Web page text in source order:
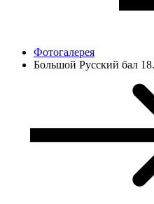
Фотогалерея
Большой Русский бал